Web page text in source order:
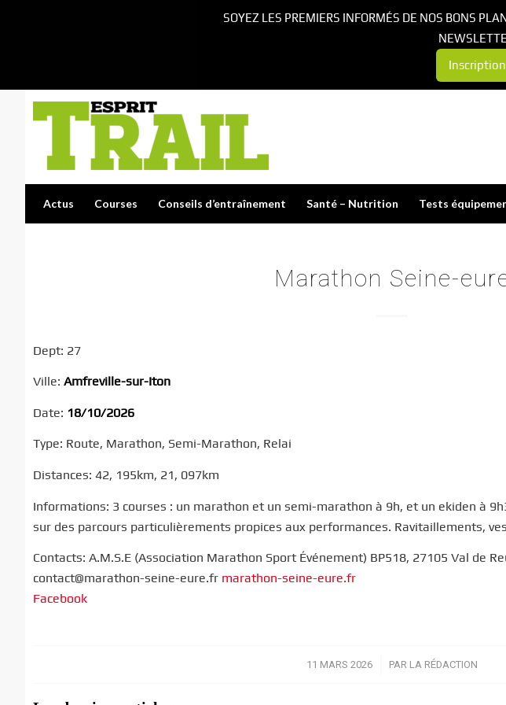
Actus Courses Conseils d’entraînement Santé – Nutrition Tests
Marathon Seine-
Dept: 27
Ville: Amfreville-sur-Iton
Date: 18/10/2026
Type: Route, Marathon, Semi-Marathon, Relai
Distances: 42, 195km, 21, 097km
Informations: 3 courses : un marathon et un semi-marathon à 9h, et un ekiden à
sur des parcours particulièrements propices aux performances. Ravitaillements,
Contacts: A.M.S.E (Association Marathon Sport Événement) BP518, 27105 Val de
contact@marathon-seine-eure.fr marathon-seine-eure.fr
Facebook
11 MARS 2026
/ PAR LA RÉDACTION
SOYEZ LES PREMIERS INFORMÉS DE NOS BONS